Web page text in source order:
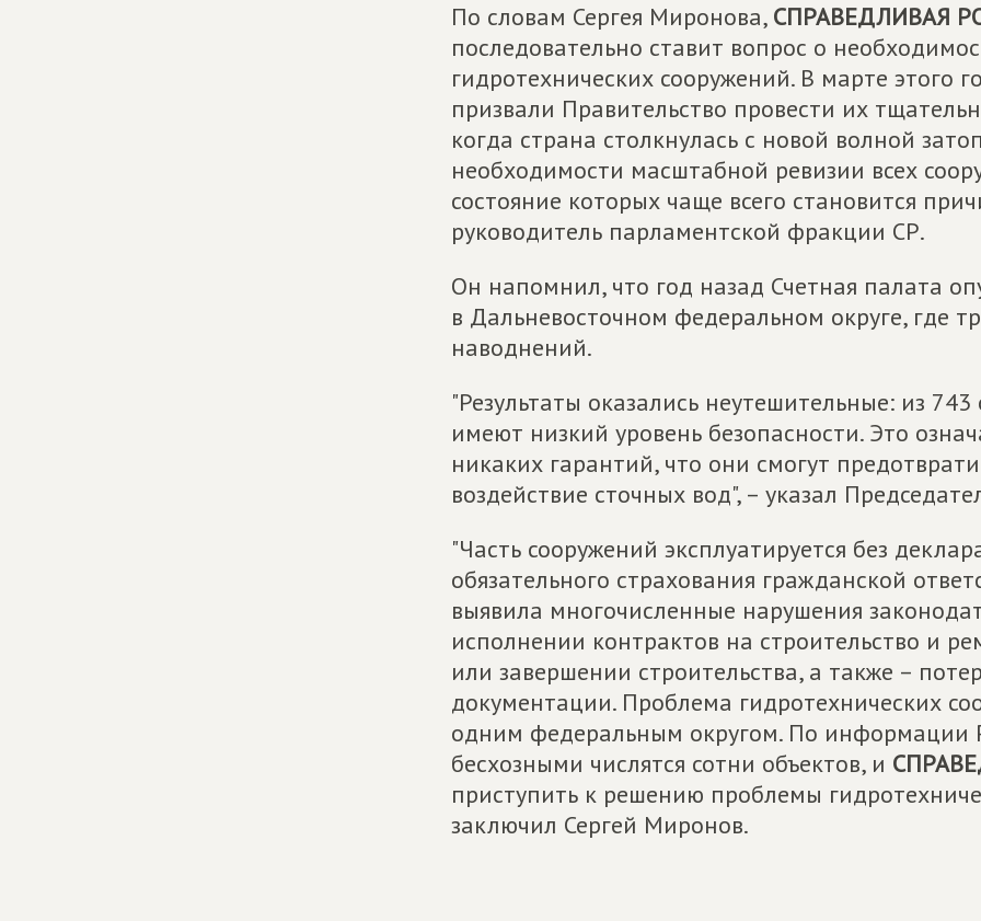
По словам Сергея Миронова, СПРАВЕДЛИВАЯ
последовательно ставит вопрос о
гидротехнических сооружений. В марте этого
призвали Правительство провести их
когда страна столкнулась с новой волной
необходимости масштабной ревизии всех
состояние которых чаще всего становится
руководитель парламентской фракции СР.
Он напомнил, что год назад Счетная палата
в Дальневосточном федеральном округе, где
наводнений.
"Результаты оказались неутешительные: из
имеют низкий уровень безопасности. Это
никаких гарантий, что они смогут
воздействие сточных вод", – указал
"Часть сооружений эксплуатируется без
обязательного страхования гражданской
выявила многочисленные нарушения
исполнении контрактов на строительство и
или завершении строительства, а также –
документации. Проблема гидротехнических
одним федеральным округом. По информации
бесхозными числятся сотни объектов, и
приступить к решению проблемы
заключил Сергей Миронов.